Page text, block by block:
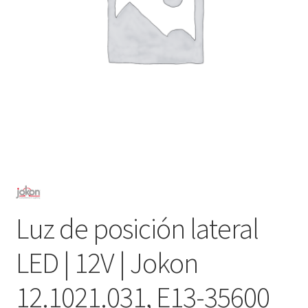
Luz de posición lateral
LED | 12V | Jokon
12.1021.031, E13-35600